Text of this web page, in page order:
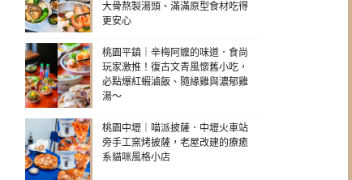
大骨熬製湯頭、滿滿原型食材吃得
更安心
桃園平鎮｜辛梅阿嬤的味道．食尚
玩家激推！復古文青風懷舊小吃，
必點爆紅蝦滷飯、隨緣雞與濃郁雞
湯～
桃園中壢｜喵派披薩．中壢火車站
旁手工窯烤披薩，老屋改建的療癒
系貓咪風格小店